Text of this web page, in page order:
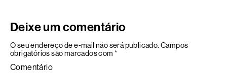
Deixe um comentário
O seu endereço de e-mail não será publicado. Campos
obrigatórios são marcados com *
Comentário